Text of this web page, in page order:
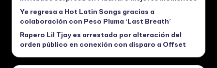
Ye regresa a Hot Latin Songs gracias a
colaboración con Peso Pluma ‘Last Breath’
Rapero Lil Tjay es arrestado por alteración del
orden público en conexión con disparo a Offset